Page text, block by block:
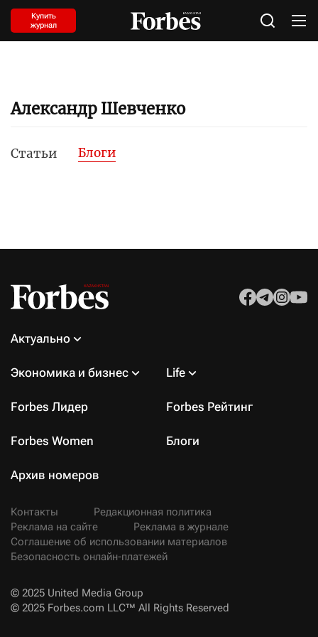
Купить
журнал
Александр Шевченко
Статьи Блоги
Актуально
Экономика и бизнес Life
Forbes Лидер Forbes Рейтинг
Forbes Women Блоги
Архив номеров
Контакты
Редакционная политика
Реклама на сайте
Реклама в журнале
Соглашение об использовании материалов
Безопасность онлайн-платежей
© 2025 United Media Group
© 2025 Forbes.com LLC™ All Rights Reserved